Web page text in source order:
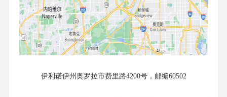
伊利诺伊州奥罗拉市费里路4200号，邮编60502